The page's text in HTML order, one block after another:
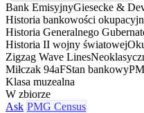
Bank EmisyjnyGiesecke &
Historia bankowości
Historia Generalnego
Historia II wojny światowej
Zigzag Wave Lines
Miłczak 94aFStan bankowy
Klasa muzealna
W zbiorze
Ask PMG Census